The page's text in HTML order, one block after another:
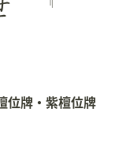
位牌・紫檀位牌